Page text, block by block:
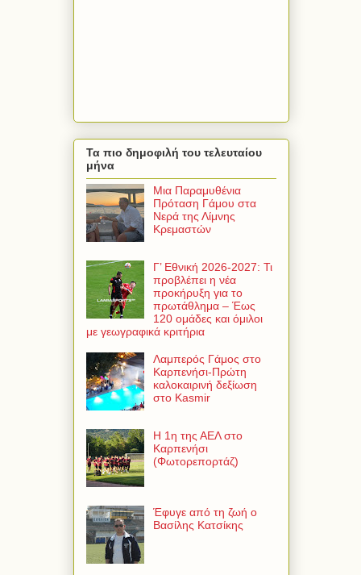
Τα πιο δημοφιλή του τελευταίου
μήνα
Μια Παραμυθένια
Πρόταση Γάμου στα
Νερά της Λίμνης
Κρεμαστών
Γ’ Εθνική 2026-2027: Τι
προβλέπει η νέα
προκήρυξη για το
πρωτάθλημα – Έως
120 ομάδες και όμιλοι
με γεωγραφικά κριτήρια
Λαμπερός Γάμος στο
Καρπενήσι-Πρώτη
καλοκαιρινή δεξίωση
στο Kasmir
Η 1η της ΑΕΛ στο
Καρπενήσι
(Φωτορεπορτάζ)
Έφυγε από τη ζωή ο
Βασίλης Κατσίκης